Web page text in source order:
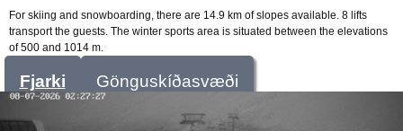
For skiing and snowboarding, there are 14.9 km of slopes available. 8 lifts
transport the guests. The winter sports area is situated between the elevations
of 500 and 1014 m.
Fjarki Gönguskíðasvæði